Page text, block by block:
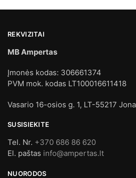
REKVIZITAI
MB Ampertas
Įmonės kodas: 306661374
PVM mok. kodas LT100016611418
Vasario 16-osios g. 1, LT-55217
SUSISIEKITE
Tel. Nr. +370 686 86 620
El. paštas info@ampertas.lt
NUORODOS